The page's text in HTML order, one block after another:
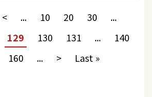
< ... 10 20 30
...
129 130 131 ...
140
160 ... > Last »